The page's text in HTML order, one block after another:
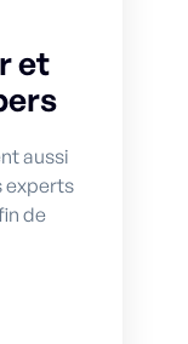
et
aussi
experts
de